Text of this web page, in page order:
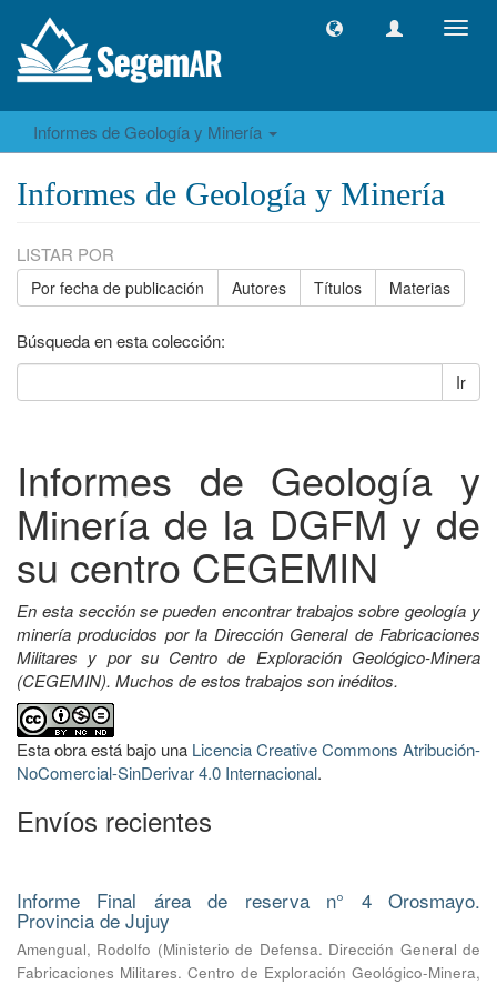
Informes de Geología y Minería
Informes de Geología y Minería
LISTAR POR
Por fecha de publicación Autores Títulos Materias
Búsqueda en esta colección:
Ir
Informes de Geología y
Minería de la DGFM y de
su centro CEGEMIN
En esta sección se pueden encontrar trabajos sobre geología y
minería producidos por la Dirección General de Fabricaciones
Militares y por su Centro de Exploración Geológico-Minera
(CEGEMIN). Muchos de estos trabajos son inéditos.
Esta obra está bajo una Licencia Creative Commons Atribución-
NoComercial-SinDerivar 4.0 Internacional.
Envíos recientes
Informe Final área de reserva n° 4 Orosmayo.
Provincia de Jujuy
Amengual, Rodolfo (Ministerio de Defensa. Dirección General de
Fabricaciones Militares. Centro de Exploración Geológico-Minera,